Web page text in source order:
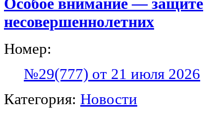
несовершеннолетних
Номер:
№29(777) от 21 июля 2026
Категория: Новости